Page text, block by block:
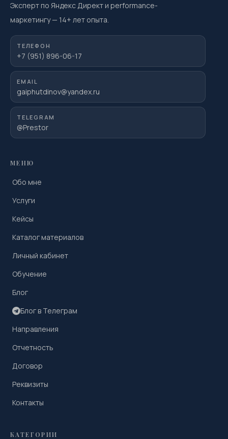
Эксперт по Яндекс Директ и performance-
маркетингу— 14+ лет опыта.
ТЕЛЕФОН
+7 (951) 896-06-17
EMAIL
gaiphutdinov@yandex.ru
TELEGRAM
@Prestor
МЕНЮ
Обо мне
Услуги
Кейсы
Каталог материалов
Личный кабинет
Обучение
Блог
Блог в Телеграм
Направления
Отчетность
Договор
Реквизиты
Контакты
КАТЕГОРИИ